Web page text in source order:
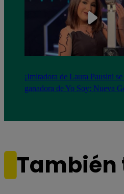
¡Imitadora de Laura Pausini se
ganadora de Yo Soy: Nueva
También